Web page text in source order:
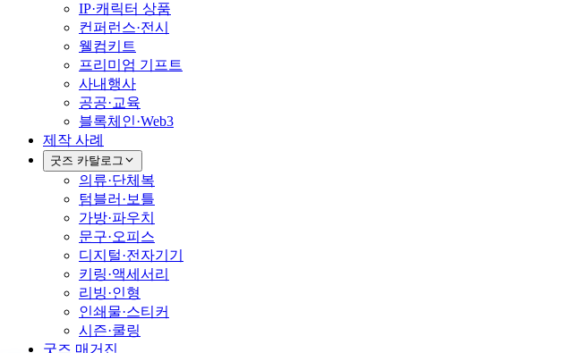
IP·캐릭터 상품
컨퍼런스·전시
웰컴키트
프리미엄 기프트
사내행사
공공·교육
블록체인·Web3
제작 사례
굿즈 카탈로그
의류·단체복
텀블러·보틀
가방·파우치
문구·오피스
디지털·전자기기
키링·액세서리
리빙·인형
인쇄물·스티커
시즌·쿨링
굿즈 매거진